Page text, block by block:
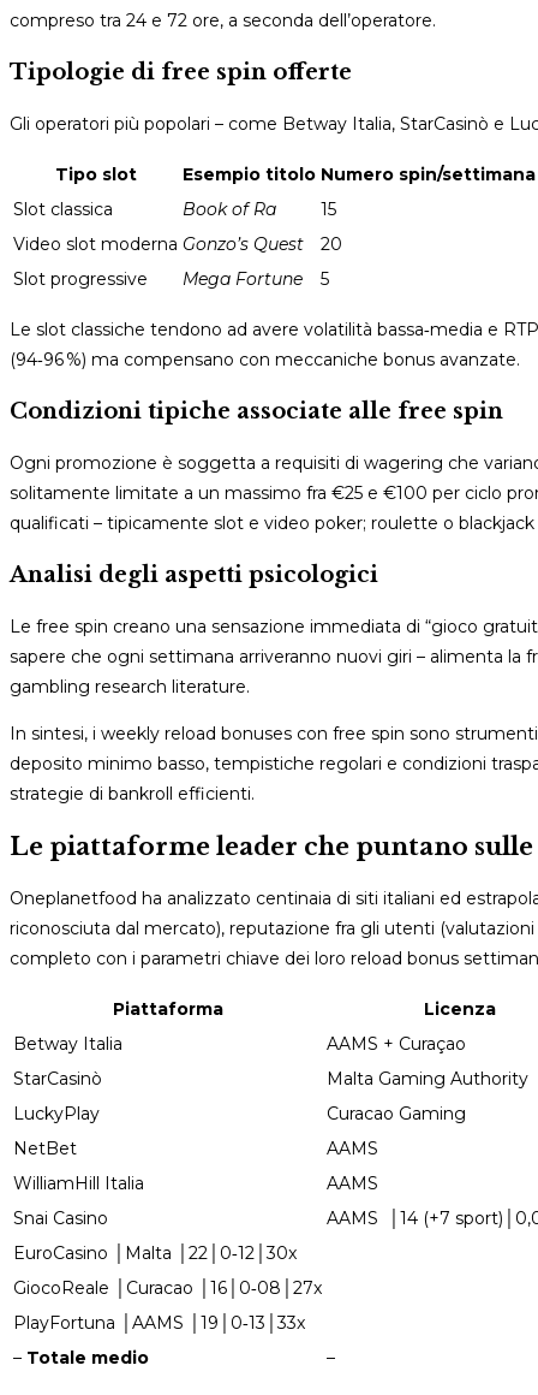
compreso tra 24 e 72 ore, a seconda dell’operatore.
Tipologie di free spin offerte
Gli operatori più popolari – come Betway Italia, StarCasinò e
Tipo slot Esempio titolo Numero spin/settimana
Slot classica
Book of Ra
15
Video slot moderna Gonzo’s Quest
20
Slot progressive
Mega Fortune 5
Le slot classiche tendono ad avere volatilità bassa‑media e
(94‑96 %) ma compensano con meccaniche bonus avanzate.
Condizioni tipiche associate alle free spin
Ogni promozione è soggetta a requisiti di wagering che
solitamente limitate a un massimo fra €25 e €100 per ciclo
qualificati – tipicamente slot e video poker; roulette o
Analisi degli aspetti psicologici
Le free spin creano una sensazione immediata di “gioco
sapere che ogni settimana arriveranno nuovi giri – alimenta
gambling research literature.
In sintesi, i weekly reload bonuses con free spin sono
deposito minimo basso, tempistiche regolari e condizioni
strategie di bankroll efficienti.
Le piattaforme leader che puntano
Oneplanetfood ha analizzato centinaia di siti italiani ed
riconosciuta dal mercato), reputazione fra gli utenti
completo con i parametri chiave dei loro reload bonus
Piattaforma
Licenza
Betway Italia
AAMS + Curaçao
StarCasinò
Malta Gaming Authority
LuckyPlay
Curacao Gaming
NetBet
AAMS
WilliamHill Italia
AAMS
Snai Casino
AAMS │14 (+7
EuroCasino │Malta │22│0‑12│30x
GiocoReale │Curacao │16│0‑08│27x
PlayFortuna │AAMS │19│0‑13│33x
– Totale medio –